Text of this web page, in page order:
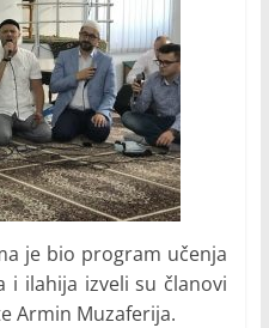
je bio program učenja
i ilahija izveli su članovi
Armin Muzaferija.